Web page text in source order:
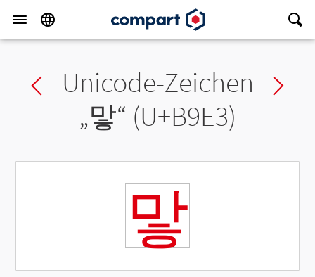
Previous char
Unicode-Zeichen
„맣“ (U+B9E3)
맣